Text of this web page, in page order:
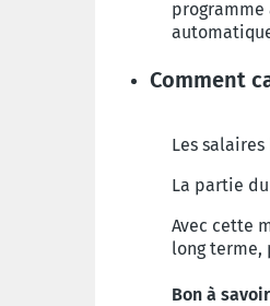
Comment
Les
La partie
Avec cette
long terme,
Bon à